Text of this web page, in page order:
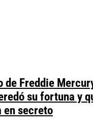
de Freddie
su fortuna y
en secreto